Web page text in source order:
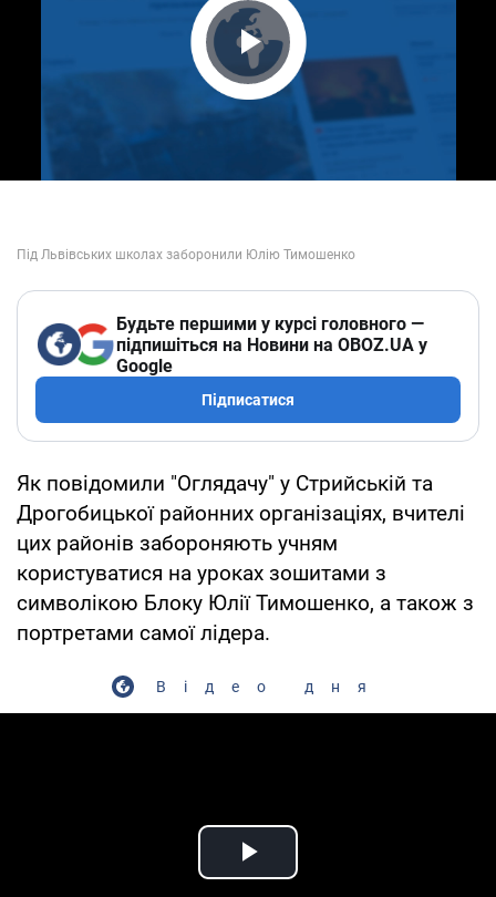
Play Video
Будьте першими у курсі головного —
підпишіться на Новини на OBOZ.UA у
Google
Підписатися
Як повідомили "Оглядачу" у Стрийській та
Дрогобицької районних організаціях, вчителі
цих районів забороняють учням
користуватися на уроках зошитами з
символікою Блоку Юлії Тимошенко, а також з
портретами самої лідера.
Відео дня
Play Video